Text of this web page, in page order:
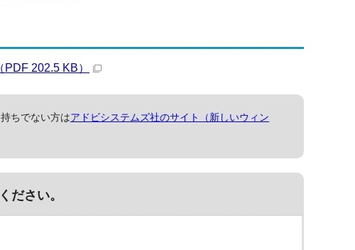
202.5 KB）
ちでない方はアドビシステムズ社のサイト（新しいウィン
ださい。